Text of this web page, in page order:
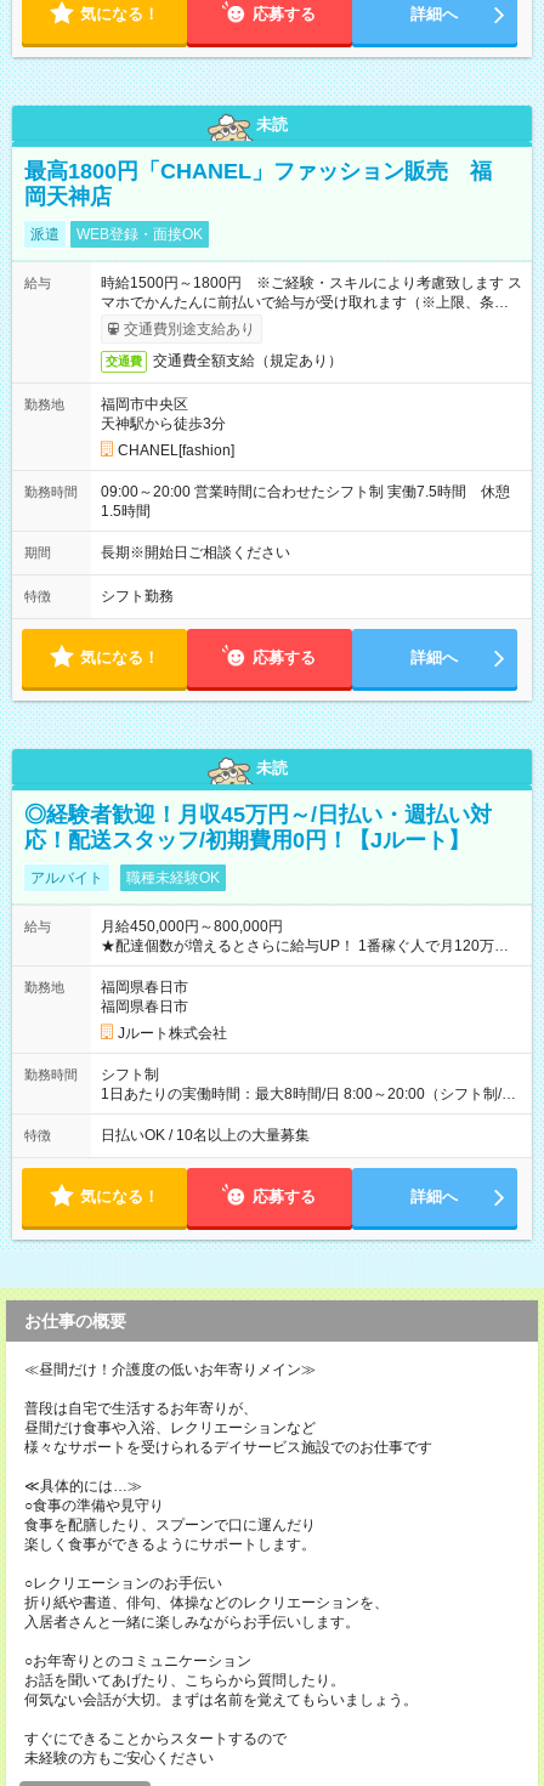
気になる！ 応募する 詳細へ
未読
最高1800円「CHANEL」ファッション販売 福
岡天神店
派遣 WEB登録・面接OK
給与
時給1500円～1800円 ※ご経験・スキルにより考慮致します ス
マホでかんたんに前払いで給与が受け取れます（※上限、条件
あり）交通費別途支給あり
交通費 交通費全額支給（規定あり）
勤務地
福岡市中央区
天神駅から徒歩3分
CHANEL[fashion]
勤務時間
09:00～20:00 営業時間に合わせたシフト制 実働7.5時間 休憩
1.5時間
期間 長期※開始日ご相談ください
特徴 シフト勤務
気になる！ 応募する 詳細へ
未読
◎経験者歓迎！月収45万円～/日払い・週払い対
応！配送スタッフ/初期費用0円！【Jルート】
アルバイト 職種未経験OK
給与
月給450,000円～800,000円
★配達個数が増えるとさらに給与UP！ 1番稼ぐ人で月120万ほ
ど！ ・主要都市エリア 月収55万円／週5日稼働 月収65万~112
万円／週6日稼働 ・地方郊外エリア 月収40万円／週5日稼働 月
収40万円~50万円／週6日稼働 ＜モデルイメージ＞ ■月収50万
円 (27歳男性/江東区在住)※元建築関係 1日150個配達×25日勤務
(日休み) ■月収80万円(43歳男性/墨田区在住)※元営業 1日200個
勤務地
福岡県春日市
福岡県春日市
Jルート株式会社
勤務時間
シフト制
1日あたりの実働時間：最大8時間/日 8:00～20:00（シフト制/実
働8時間） ※週5日勤務（場所次第では週4も有り） ※配達状況
によって時間外での勤務可能性有り ※案件により多少の前後あ
特徴 日払いOK / 10名以上の大量募集
気になる！ 応募する 詳細へ
お仕事の概要
≪昼間だけ！介護度の低いお年寄りメイン≫
普段は自宅で生活するお年寄りが、
昼間だけ食事や入浴、レクリエーションなど
様々なサポートを受けられるデイサービス施設でのお仕事です
≪具体的には…≫
○食事の準備や見守り
食事を配膳したり、スプーンで口に運んだり
楽しく食事ができるようにサポートします。
○レクリエーションのお手伝い
折り紙や書道、俳句、体操などのレクリエーションを、
入居者さんと一緒に楽しみながらお手伝いします。
○お年寄りとのコミュニケーション
お話を聞いてあげたり、こちらから質問したり。
何気ない会話が大切。まずは名前を覚えてもらいましょう。
すぐにできることからスタートするので
未経験の方もご安心ください